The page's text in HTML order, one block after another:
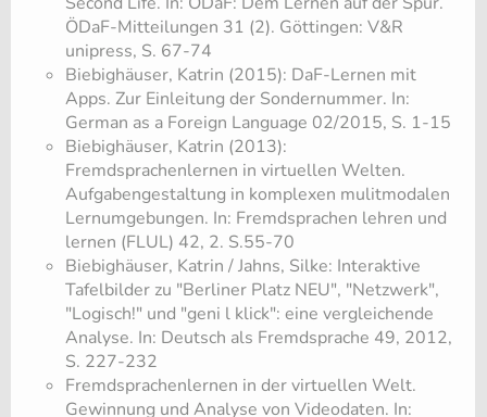
ÖDaF-Mitteilungen 31 (2). Göttingen: V&R
unipress, S. 67-74
Biebighäuser, Katrin (2015): DaF-Lernen mit
Apps. Zur Einleitung der Sondernummer. In:
German as a Foreign Language 02/2015, S. 1-15
Biebighäuser, Katrin (2013):
Fremdsprachenlernen in virtuellen Welten.
Aufgabengestaltung in komplexen mulitmodalen
Lernumgebungen. In: Fremdsprachen lehren und
lernen (FLUL) 42, 2. S.55-70
​Biebighäuser, Katrin / Jahns, Silke: Interaktive
Tafelbilder zu "Berliner Platz NEU", "Netzwerk",
"Logisch!" und "geni l klick": eine vergleichende
Analyse. In: Deutsch als Fremdsprache 49, 2012,
S. 227-232
​Fremdsprachenlernen in der virtuellen Welt.
Gewinnung und Analyse von Videodaten. In: